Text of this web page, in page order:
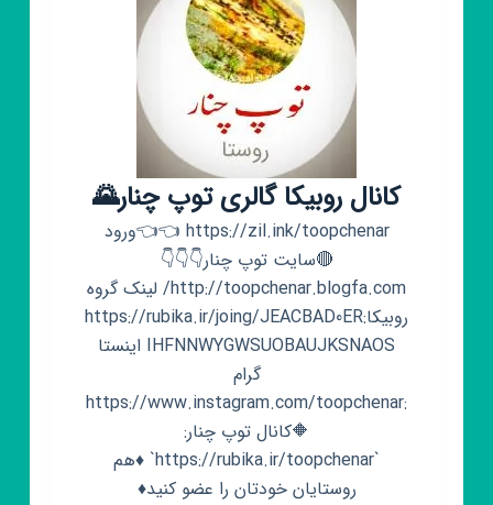
کانال روبیکا گالری توپ چنار🌄
https://zil.ink/toopchenar 👈👈ورود
🔴سایت توپ چنار👇👇👇
http://toopchenar.blogfa.com/ لینک گروه
روبیکا:https://rubika.ir/joing/JEACBAD0ER
IHFNNWYGWSUOBAUJKSNAOS اینستا
گرام
:https://www.instagram.com/toopchenar
🔶️کانال توپ چنار:
`https://rubika.ir/toopchenar` ♦️هم
روستایان خودتان را عضو کنید♦️